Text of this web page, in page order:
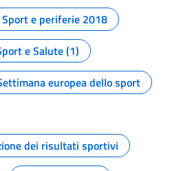
Sport e periferie 2018
e Salute (1)
europea dello sport
dei risultati sportivi